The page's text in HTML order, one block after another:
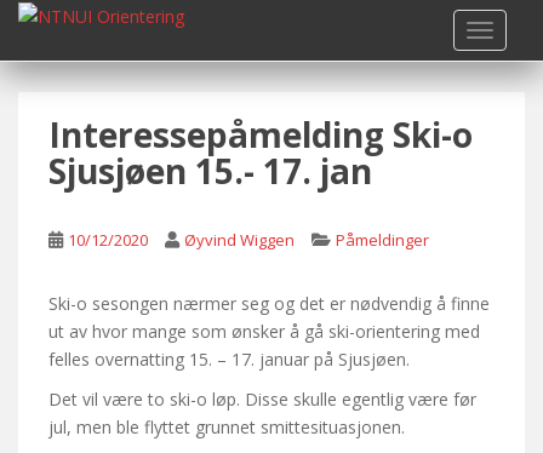
i
Interessepåmelding Ski-o
Sjusjøen 15.- 17. jan
10/12/2020 Øyvind Wiggen Påmeldinger
Ski-o sesongen nærmer seg og det er nødvendig å finne
ut av hvor mange som ønsker å gå ski-orientering med
felles overnatting 15. – 17. januar på Sjusjøen.
Det vil være to ski-o løp. Disse skulle egentlig være før
jul, men ble flyttet grunnet smittesituasjonen.